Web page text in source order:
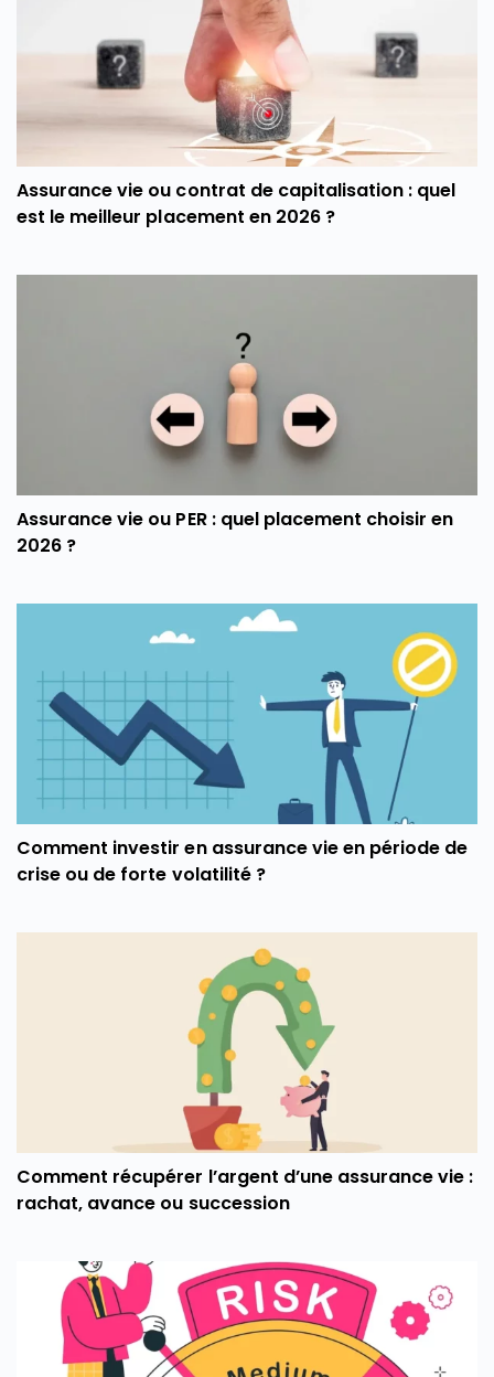
Assurance vie ou contrat de capitalisation : quel
est le meilleur placement en 2026 ?
Assurance vie ou PER : quel placement choisir en
2026 ?
Comment investir en assurance vie en période de
crise ou de forte volatilité ?
Comment récupérer l’argent d’une assurance vie :
rachat, avance ou succession